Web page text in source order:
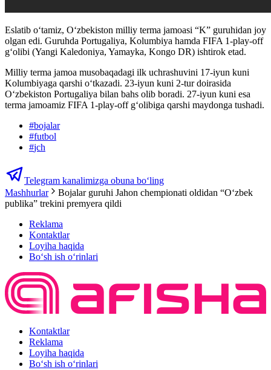
Eslatib oʻtamiz, O‘zbekiston milliy terma jamoasi “K” guruhidan joy
olgan edi. Guruhda Portugaliya, Kolumbiya hamda FIFA 1-play-off
g‘olibi (Yangi Kaledoniya, Yamayka, Kongo DR) ishtirok etad.
Milliy terma jamoa musobaqadagi ilk uchrashuvini 17-iyun kuni
Kolumbiyaga qarshi o‘tkazadi. 23-iyun kuni 2-tur doirasida
O‘zbekiston Portugaliya bilan bahs olib boradi. 27-iyun kuni esa
terma jamoamiz FIFA 1-play-off g‘olibiga qarshi maydonga tushadi.
#bojalar
#futbol
#jch
Telegram kanalimizga obuna bo‘ling
Mashhurlar
Bojalar guruhi Jahon chempionati oldidan “O‘zbek
publika” trekini premyera qildi
Reklama
Kontaktlar
Loyiha haqida
Bo‘sh ish o‘rinlari
Kontaktlar
Reklama
Loyiha haqida
Bo‘sh ish o‘rinlari